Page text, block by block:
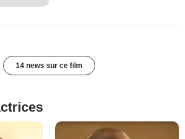
14 news sur ce film